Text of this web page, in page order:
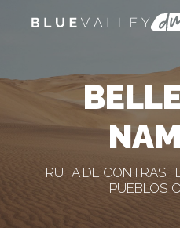
RUTA DE
PUEBLOS